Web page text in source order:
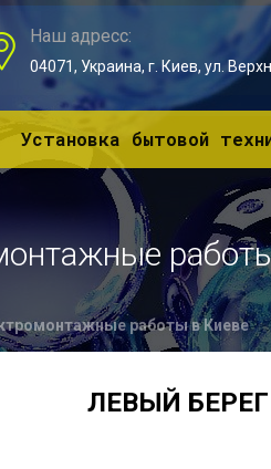
Наш адресс:
04071, Украина, г. Киев, ул.
Установка бытовой
работы в Киеве
ЛЕВЫЙ